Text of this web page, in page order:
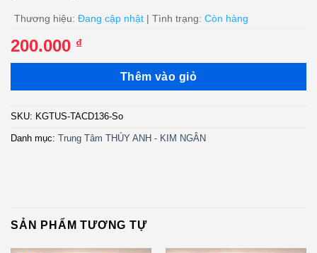
Thương hiệu: Đang cập nhật | Tình trạng: Còn hàng
200.000 ₫
Thêm vào giỏ
SKU: KGTUS-TACD136-So
Danh mục: Trung Tâm THÚY ANH - KIM NGÂN
SẢN PHẨM TƯƠNG TỰ